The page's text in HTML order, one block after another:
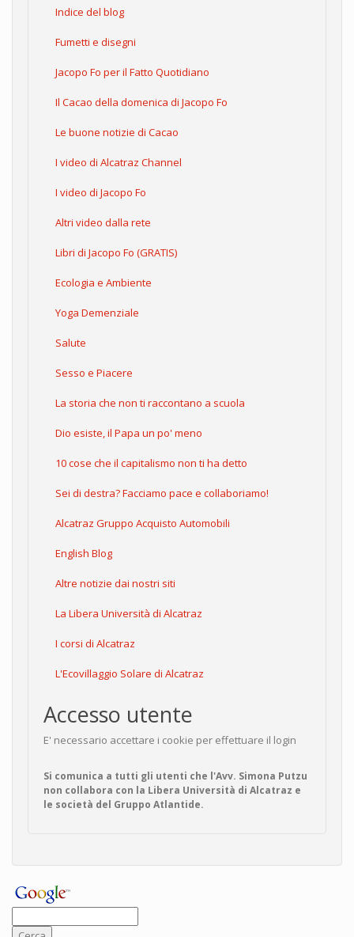
Indice del blog
Fumetti e disegni
Jacopo Fo per il Fatto Quotidiano
Il Cacao della domenica di Jacopo Fo
Le buone notizie di Cacao
I video di Alcatraz Channel
I video di Jacopo Fo
Altri video dalla rete
Libri di Jacopo Fo (GRATIS)
Ecologia e Ambiente
Yoga Demenziale
Salute
Sesso e Piacere
La storia che non ti raccontano a scuola
Dio esiste, il Papa un po' meno
10 cose che il capitalismo non ti ha detto
Sei di destra? Facciamo pace e collaboriamo!
Alcatraz Gruppo Acquisto Automobili
English Blog
Altre notizie dai nostri siti
La Libera Università di Alcatraz
I corsi di Alcatraz
L'Ecovillaggio Solare di Alcatraz
Accesso utente
E' necessario accettare i cookie per effettuare il login
Si comunica a tutti gli utenti che l'Avv. Simona Putzu
non collabora con la Libera Università di Alcatraz e
le società del Gruppo Atlantide.